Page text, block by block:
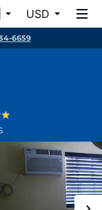
USD
6659